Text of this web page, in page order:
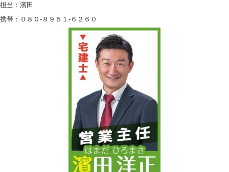
担当：濱田
携帯：０８０-８９５１-６２６０